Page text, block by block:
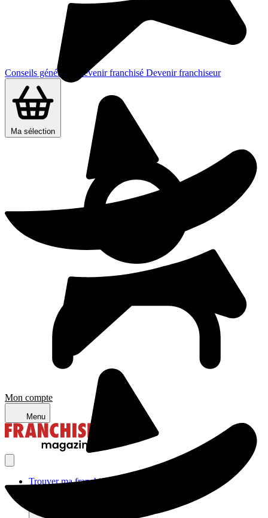
Conseils généraux Devenir franchisé Devenir franchiseur
Ma sélection
Mon compte
Menu
Trouver ma franchise